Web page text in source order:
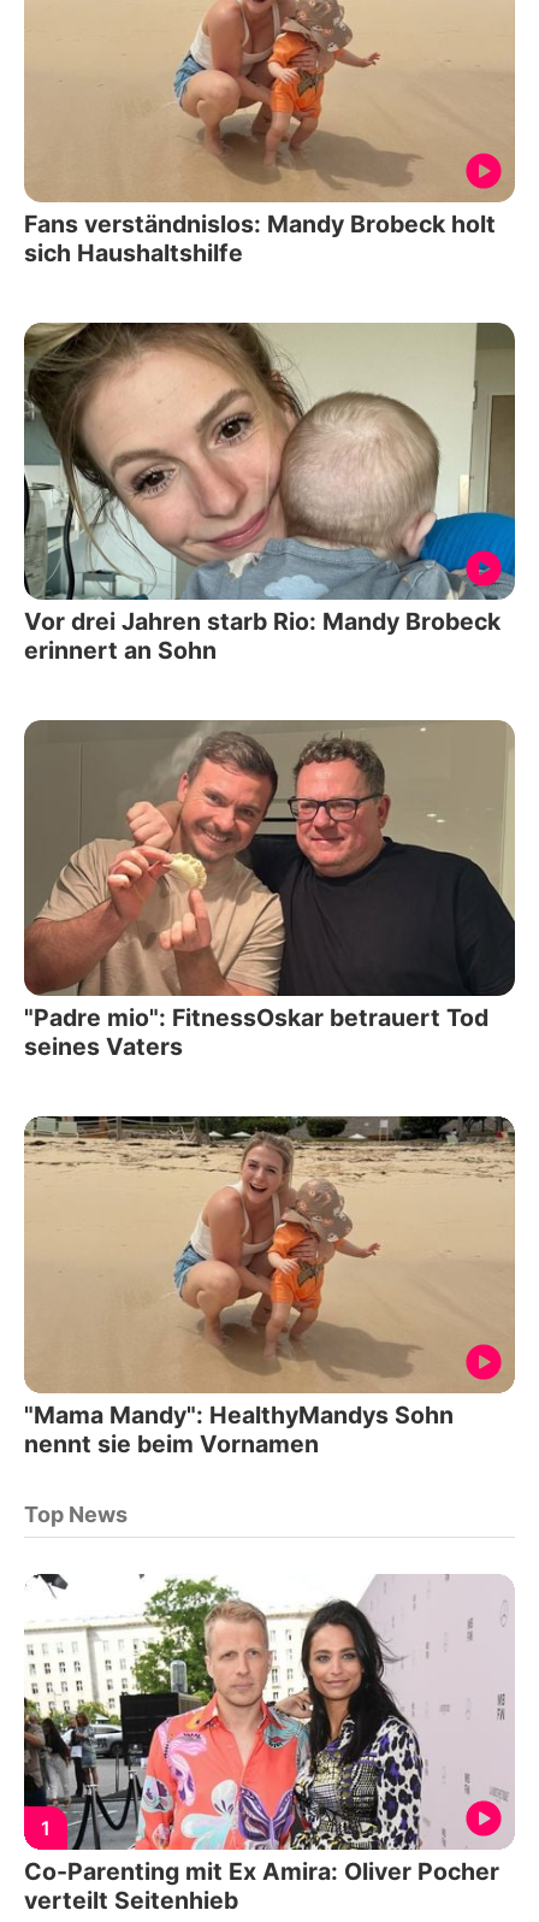
Fans verständnislos: Mandy Brobeck holt
sich Haushaltshilfe
Vor drei Jahren starb Rio: Mandy Brobeck
erinnert an Sohn
"Padre mio": FitnessOskar betrauert Tod
seines Vaters
"Mama Mandy": HealthyMandys Sohn
nennt sie beim Vornamen
Top News
1
Co-Parenting mit Ex Amira: Oliver Pocher
verteilt Seitenhieb